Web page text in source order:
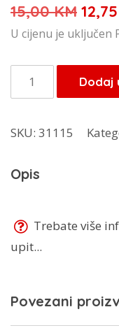
15,00KM
je:
12,75
U cijenu je uključen
Kinghoff
dječiji
4/1
3586
Dodaj
SKU: 31115
Opis
Trebate više
upit...
Povezani